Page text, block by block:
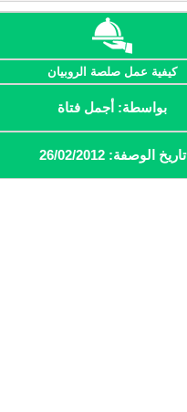
كيفية عمل صلصة الروبيان
بواسطة: أجمل فتاة
تاريخ الوصفة: 26/02/2012